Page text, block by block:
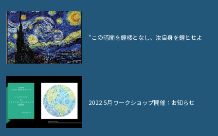
“この暗闇を鐘楼となし、汝自身を鐘とせよ
2022.5月ワークショップ開催：お知らせ